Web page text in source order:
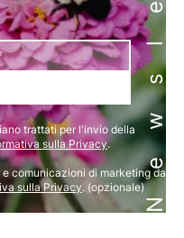
trattati per l'invio della
sulla Privacy.
comunicazioni di marketing da
sulla Privacy. (opzionale)